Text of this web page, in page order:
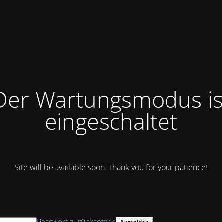
Wartungsmodus
eingeschaltet
Site will be available soon. Thank you for your patience!